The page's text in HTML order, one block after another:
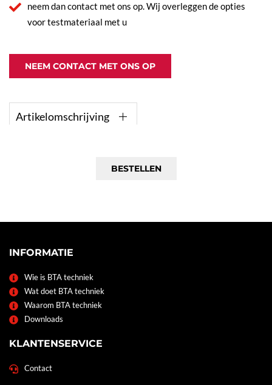
neem dan contact met ons op. Wij overleggen de opties
voor testmateriaal met u
NEEM CONTACT MET ONS OP
Artikelomschrijving
BESTELLEN
INFORMATIE
Wie is BTA techniek
Wat doet BTA techniek
Waarom BTA techniek
Downloads
KLANTENSERVICE
Contact